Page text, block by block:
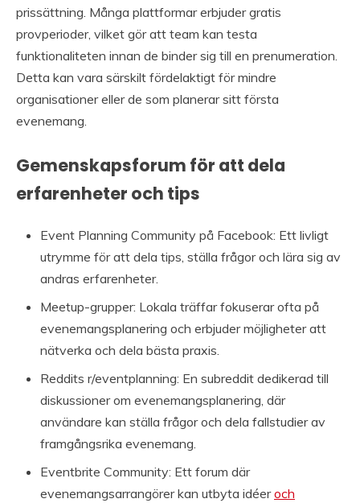
prissättning. Många plattformar erbjuder gratis
provperioder, vilket gör att team kan testa
funktionaliteten innan de binder sig till en prenumeration.
Detta kan vara särskilt fördelaktigt för mindre
organisationer eller de som planerar sitt första
evenemang.
Gemenskapsforum för att dela
erfarenheter och tips
Event Planning Community på Facebook: Ett livligt
utrymme för att dela tips, ställa frågor och lära sig av
andras erfarenheter.
Meetup-grupper: Lokala träffar fokuserar ofta på
evenemangsplanering och erbjuder möjligheter att
nätverka och dela bästa praxis.
Reddits r/eventplanning: En subreddit dedikerad till
diskussioner om evenemangsplanering, där
användare kan ställa frågor och dela fallstudier av
framgångsrika evenemang.
Eventbrite Community: Ett forum där
evenemangsarrangörer kan utbyta idéeroch